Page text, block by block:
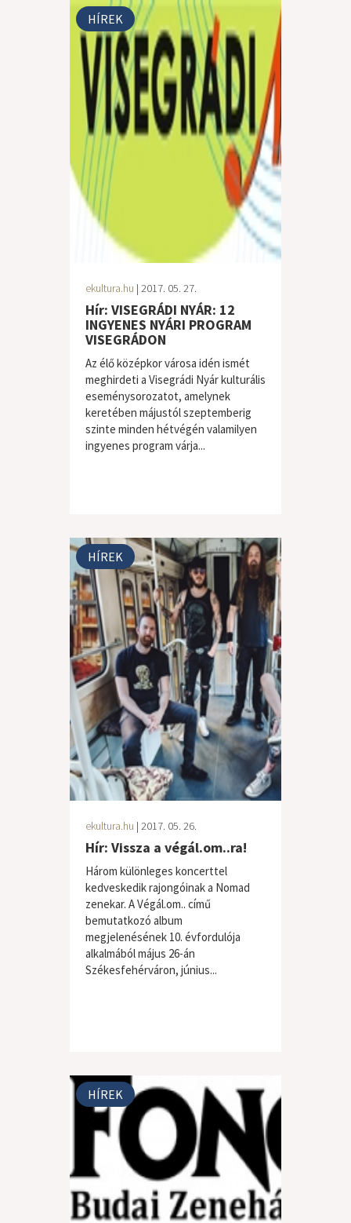
HÍREK
ekultura.hu | 2017. 05. 27.
Hír: VISEGRÁDI NYÁR: 12
INGYENES NYÁRI PROGRAM
VISEGRÁDON
Az élő középkor városa idén ismét
meghirdeti a Visegrádi Nyár kulturális
eseménysorozatot, amelynek
keretében májustól szeptemberig
szinte minden hétvégén valamilyen
ingyenes program várja...
HÍREK
ekultura.hu | 2017. 05. 26.
Hír: Vissza a végál.om..ra!
Három különleges koncerttel
kedveskedik rajongóinak a Nomad
zenekar. A Végál.om.. című
bemutatkozó album
megjelenésének 10. évfordulója
alkalmából május 26-án
Székesfehérváron, június...
HÍREK